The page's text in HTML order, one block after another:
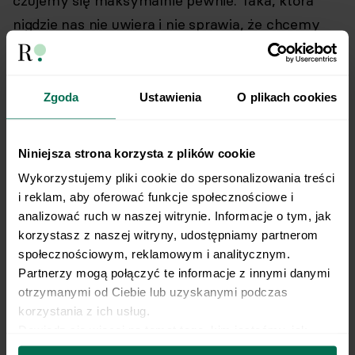
Zgoda Ustawienia O plikach cookies
Niniejsza strona korzysta z plików cookie
Wykorzystujemy pliki cookie do spersonalizowania treści
i reklam, aby oferować funkcje społecznościowe i
analizować ruch w naszej witrynie. Informacje o tym, jak
korzystasz z naszej witryny, udostępniamy partnerom
społecznościowym, reklamowym i analitycznym.
Partnerzy mogą połączyć te informacje z innymi danymi
otrzymanymi od Ciebie lub uzyskanymi podczas
korzystania z ich usług.
można się z nami skontaktować i w jaki sposób
nigdzie nas nie uwiera i nie sprawia, że chcemy
pozbyć się jej z naszej szafy. I taka, która pasuje
Na tym gruncie pojawia się kwestia zdrowia i tego,
stanu zdrowia, czyli równieżewentualnych
niedoborów lub problemów zdrowotnych.
W Respo pomagamy walczyć zanemią,
insulinoopornością, Hashimoto czy IBS. Dieta dla
podopiecznych, którzy mają te przypadłości, nie
tylko musi im smakować, ale też pomagać w
łagodzeniu stanów chorobowych. A do tego
niezbędne są odpowiednio skomponowane posiłki.